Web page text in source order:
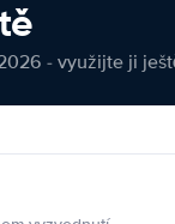
- využijte ji